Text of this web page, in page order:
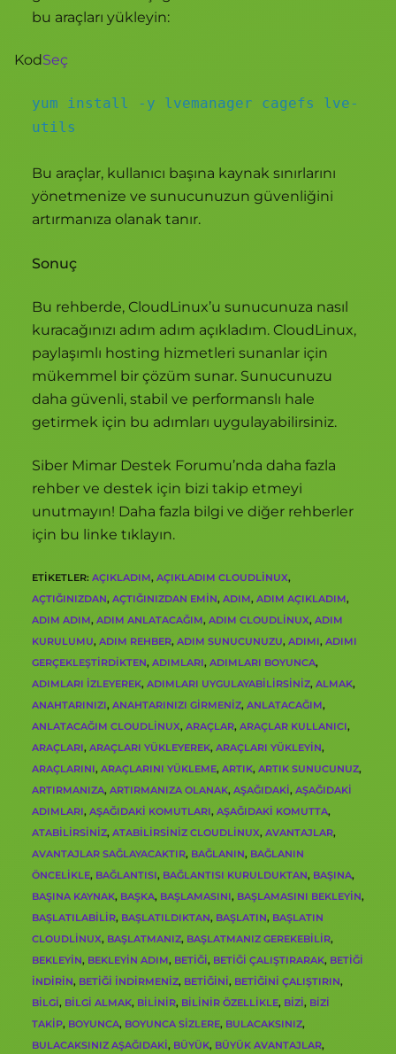
bu araçları yükleyin:
KodSeç
yum install -y lvemanager cagefs lve-
utils
Bu araçlar, kullanıcı başına kaynak sınırlarını
yönetmenize ve sunucunuzun güvenliğini
artırmanıza olanak tanır.
Sonuç
Bu rehberde, CloudLinux’u sunucunuza nasıl
kuracağınızı adım adım açıkladım. CloudLinux,
paylaşımlı hosting hizmetleri sunanlar için
mükemmel bir çözüm sunar. Sunucunuzu
daha güvenli, stabil ve performanslı hale
getirmek için bu adımları uygulayabilirsiniz.
Siber Mimar Destek Forumu’nda daha fazla
rehber ve destek için bizi takip etmeyi
unutmayın! Daha fazla bilgi ve diğer rehberler
için bu linke tıklayın.
ETIKETLER: AÇIKLADIM, AÇIKLADIM CLOUDLINUX,
AÇTIĞINIZDAN, AÇTIĞINIZDAN EMIN, ADIM, ADIM AÇIKLADIM,
ADIM ADIM, ADIM ANLATACAĞIM, ADIM CLOUDLINUX, ADIM
KURULUMU, ADIM REHBER, ADIM SUNUCUNUZU, ADIMI, ADIMI
GERÇEKLEŞTIRDIKTEN, ADIMLARI, ADIMLARI BOYUNCA,
ADIMLARI IZLEYEREK, ADIMLARI UYGULAYABILIRSINIZ, ALMAK,
ANAHTARINIZI, ANAHTARINIZI GIRMENIZ, ANLATACAĞIM,
ANLATACAĞIM CLOUDLINUX, ARAÇLAR, ARAÇLAR KULLANICI,
ARAÇLARI, ARAÇLARI YÜKLEYEREK, ARAÇLARI YÜKLEYIN,
ARAÇLARINI, ARAÇLARINI YÜKLEME, ARTIK, ARTIK SUNUCUNUZ,
ARTIRMANIZA, ARTIRMANIZA OLANAK, AŞAĞIDAKI, AŞAĞIDAKI
ADIMLARI, AŞAĞIDAKI KOMUTLARI, AŞAĞIDAKI KOMUTTA,
ATABILIRSINIZ, ATABILIRSINIZ CLOUDLINUX, AVANTAJLAR,
AVANTAJLAR SAĞLAYACAKTIR, BAĞLANIN, BAĞLANIN
ÖNCELIKLE, BAĞLANTISI, BAĞLANTISI KURULDUKTAN, BAŞINA,
BAŞINA KAYNAK, BAŞKA, BAŞLAMASINI, BAŞLAMASINI BEKLEYIN,
BAŞLATILABILIR, BAŞLATILDIKTAN, BAŞLATIN, BAŞLATIN
CLOUDLINUX, BAŞLATMANIZ, BAŞLATMANIZ GEREKEBILIR,
BEKLEYIN, BEKLEYIN ADIM, BETIĞI, BETIĞI ÇALIŞTIRARAK, BETIĞI
INDIRIN, BETIĞI INDIRMENIZ, BETIĞINI, BETIĞINI ÇALIŞTIRIN,
BILGI, BILGI ALMAK, BILINIR, BILINIR ÖZELLIKLE, BIZI, BIZI
TAKIP, BOYUNCA, BOYUNCA SIZLERE, BULACAKSINIZ,
BULACAKSINIZ AŞAĞIDAKI, BÜYÜK, BÜYÜK AVANTAJLAR,